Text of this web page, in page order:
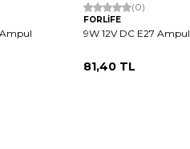
(0)
FORLİFE
9W 12V DC E27 Ampul
81,40 TL